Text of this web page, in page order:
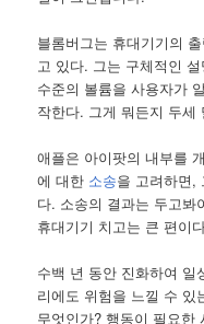
블롬버그는 휴대기기의
고 있다. 그는 구체적인
수준의 볼륨을 사용자가
작한다. 그게 뭐든지 두세
애플은 아이팟의 내부를
에 대한 소송을 고려하면,
다. 소송의 결과는 두고봐
휴대기기 치고는 큰 편이
수백 년 동안 진화하여 일
리에도 위험을 느낄 수 있
무엇인가? 행동이 필요한